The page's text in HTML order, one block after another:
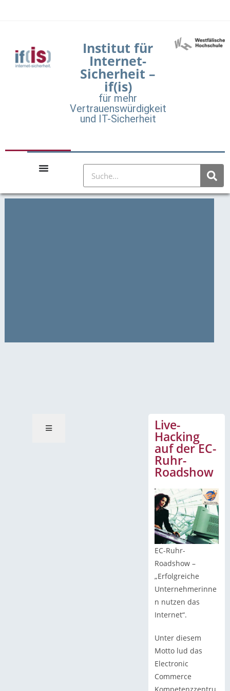
Institut für
Internet-
Sicherheit –
if(is)
für mehr
Vertrauenswürdigkeit
und IT-Sicherheit
Live-
Hacking
auf der EC-
Ruhr-
Roadshow
EC-Ruhr-
Roadshow –
„Erfolgreiche
Unternehmerinne
n nutzen das
Internet“.
Unter diesem
Motto lud das
Electronic
Commerce